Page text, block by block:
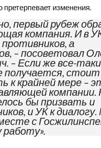
претерпевает изменения.
первый рубеж
компания. И в
а
– посоветовал
– Если же все-таки
получается, стоит
к крайней мере –
компании.
бы призвать и
и УК к
с